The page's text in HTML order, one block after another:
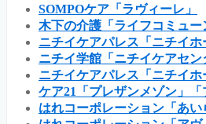
SOMPOケア「ラヴィーレ」
木下の介護「ライフコミュー
ニチイケアパレス「ニチイホ
ニチイ学館「ニチイケアセン
ニチイケアパレス「ニチイホ
ケア21「プレザンメゾン」「
はれコーポレーション「あい